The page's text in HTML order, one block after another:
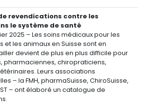
revendications contre les
le système de santé
2025 – Les soins médicaux pour les
et les animaux en Suisse sont en
devient de plus en plus difficile pour
pharmaciennes, chiropraticiens,
Leurs associations
– la FMH, pharmaSuisse, ChiroSuisse,
– ont élaboré un catalogue de